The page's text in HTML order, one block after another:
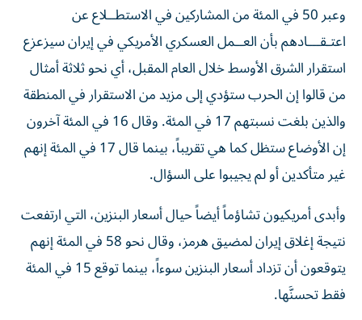
وعبر 50 في المئة من المشاركين في الاستطــلاع عن
اعتـقـــادهم بأن العــمل ‌العسكري الأمريكي في إيران سيزعزع
استقرار الشرق الأوسط ‌خلال العام المقبل، أي نحو ثلاثة أمثال
من قالوا إن الحرب ستؤدي إلى مزيد من الاستقرار في المنطقة
والذين بلغت نسبتهم 17 في المئة. وقال 16 في المئة آخرون
إن الأوضاع ستظل كما هي تقريباً، بينما قال 17 في المئة إنهم
غير متأكدين أو لم يجيبوا على السؤال.
وأبدى أمريكيون تشاؤماً أيضاً حيال أسعار البنزين، التي ارتفعت
نتيجة إغلاق إيران لمضيق هرمز، وقال نحو 58 في المئة إنهم
يتوقعون أن تزداد أسعار البنزين سوءاً، بينما توقع 15 في المئة
فقط تحسنَّها.